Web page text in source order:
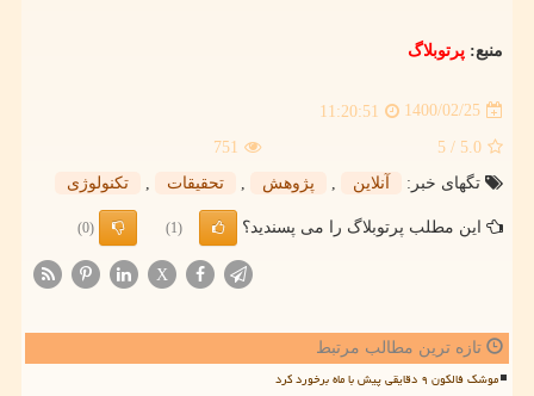
منبع: پرتوبلاگ
1400/02/25
11:20:51
5.0
/ 5
751
تگهای خبر:
آنلاین پژوهش تحقیقات تكنولوژی
این مطلب پرتوبلاگ را می پسندید؟ (1)
(0)
X
تازه ترین مطالب مرتبط
موشک فالکون ۹ دقایقی پیش با ماه برخورد کرد